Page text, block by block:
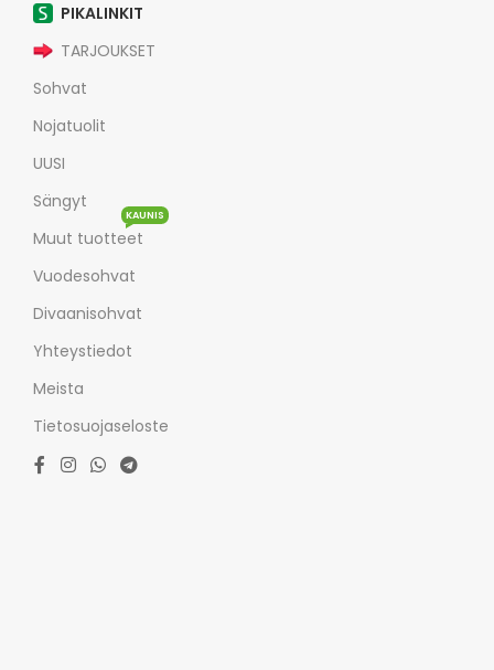
PIKALINKIT
TARJOUKSET
Sohvat
Nojatuolit
UUSI
Sängyt
Muut tuotteet
KAUNIS
Vuodesohvat
Divaanisohvat
Yhteystiedot
Meista
Tietosuojaseloste